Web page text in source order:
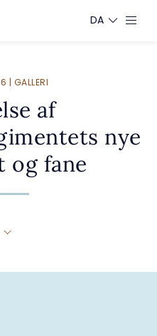
DA
| GALLERI
af
nye
og fane